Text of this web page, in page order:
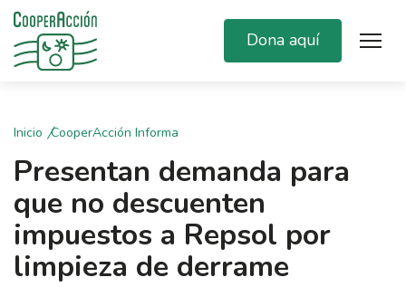
Dona aquí
Inicio CooperAcción Informa
Presentan demanda para
que no descuenten
impuestos a Repsol por
limpieza de derrame